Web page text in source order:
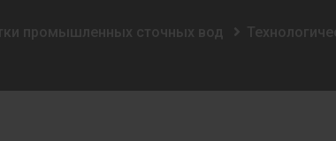
промышленных сточных вод